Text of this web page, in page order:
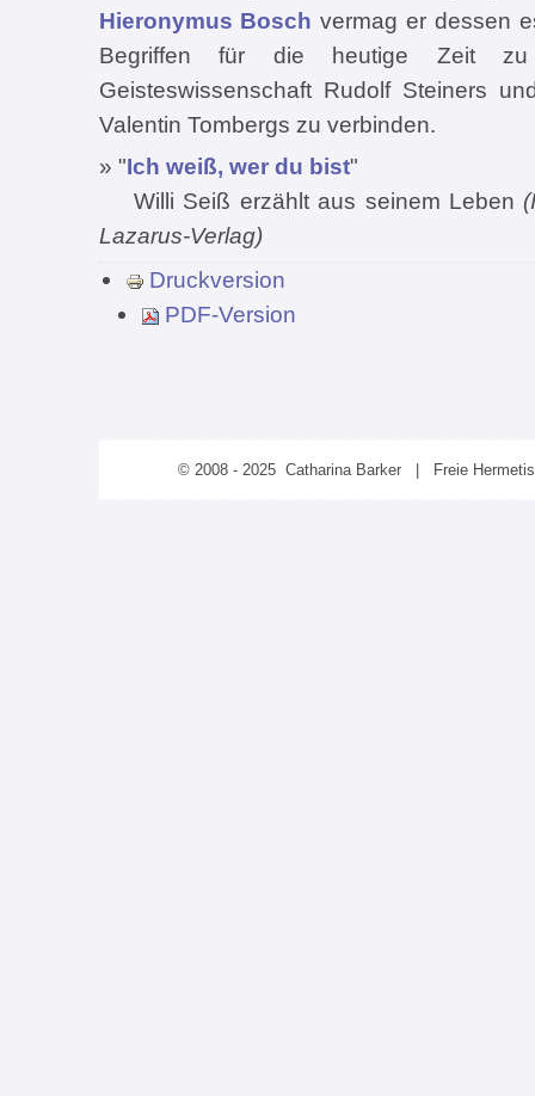
Hieronymus Bosch vermag er dessen
Begriffen für die heutige Zeit
Geisteswissenschaft Rudolf Steiners
Valentin Tombergs zu verbinden.
» "Ich weiß, wer du bist"
Willi Seiß erzählt aus seinem Leben
Lazarus-Verlag)
Druckversion
PDF-Version
© 2008 - 2025 Catharina Barker | Freie